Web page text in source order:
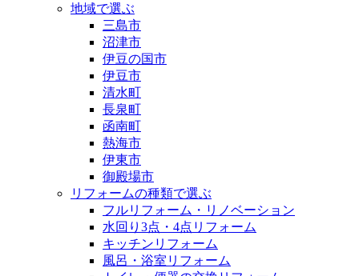
地域で選ぶ
三島市
沼津市
伊豆の国市
伊豆市
清水町
長泉町
函南町
熱海市
伊東市
御殿場市
リフォームの種類で選ぶ
フルリフォーム・リノベーション
水回り3点・4点リフォーム
キッチンリフォーム
風呂・浴室リフォーム